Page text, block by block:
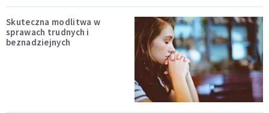
Skuteczna modlitwa w
sprawach trudnych i
beznadziejnych